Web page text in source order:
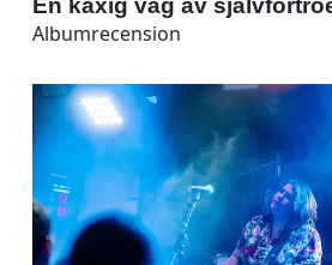
En kaxig våg av
Albumrecension